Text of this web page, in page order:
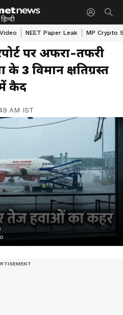
हिन्दी
NEET Paper Leak MP Crypto
पर अफरा-तफरी
3 विमान क्षतिग्रस्त
कैद
AM IST